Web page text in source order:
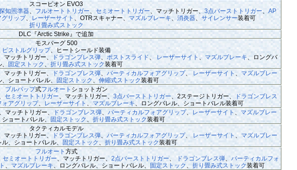
スコーピオン EVO3
知照準器、フルオートトリガー、セミオートトリガー、マッチトリガー、3点バーストトリガー、AP
グリップ、 レーザーサイト 、OTRスキャナー、マズルブレーキ、消炎器、サイレンサー装着可
折り畳み式ストック
DLC『Arctic Strike』で追加
モスバーグ 500
ピストルグリップ、ヒートシールド装備
マッチトリガー、 ドラゴンブレス弾、ポストスライド、 レーザーサイト 、 マズルブレーキ、ロングバ
、固定ストック 、折り畳み式ストック装着可
マッチトリガー、 ドラゴンブレス弾、バーティカルフォアグリップ、 レーザーサイト、 マズルブレー
ショートバレル、固定ストック 、 伸縮式ストック装着可
ブルパップ式フルオート ショットガン
セミオートトリガー、マッチトリガー、 3点バーストトリガー、2ステージトリガー、
ドラゴンブレス
ォアグリップ、 レーザーサイト 、 マズルブレーキ、ロングバレル、ショートバレル装着可
、マッチトリガー、 ドラゴンブレス弾、 バーティカルフォアグリップ、 レーザーサイト 、 マズルブレー
ョートバレル、 固定ストック、 折り畳み式ストック装着可
タクティカルモデル
マッチトリガー、 ドラゴンブレス弾、バーティカルフォアグリップ、 レーザーサイト 、 マズルブレー
、ショートバレル、 固定ストック 、 折り畳み式ストック装着可
フルオート 方式
セミオートトリガー、マッチトリガー、 2点バーストトリガー、 ドラゴンブレス弾、バーティカルフォ
、 マズルブレーキ、ロングバレル、ショートバレル、 固定ストック、 折り畳み式ストック装着可